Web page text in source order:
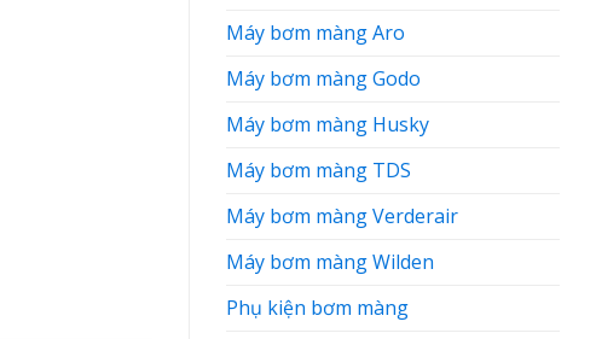
Máy bơm màng Aro
Máy bơm màng Godo
Máy bơm màng Husky
Máy bơm màng TDS
Máy bơm màng Verderair
Máy bơm màng Wilden
Phụ kiện bơm màng